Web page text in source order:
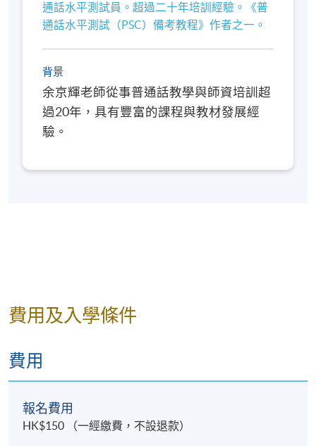
通話水平測試員。超過二十年培訓經驗。《普
通話水平測試（PSC）備考教程》作者之一。
背景
余京輝老師從事普通話教學與師資培訓超
過20年，具有豐富的課程與教材發展經
驗。
費用及入學條件
費用
報名費用
HK$150 （一經繳費，不設退款）